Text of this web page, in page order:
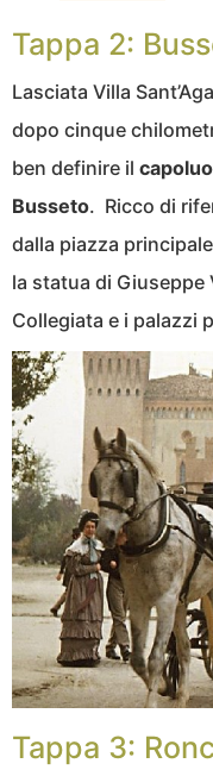
Tappa 2:
Lasciata Villa
dopo cinque
ben definire il
Busseto. Ricco di
dalla piazza
la statua di Giuseppe
Collegiata e i palazzi
Tappa 3: